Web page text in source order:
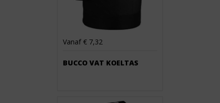
Vanaf € 7,32
BUCCO VAT KOELTAS